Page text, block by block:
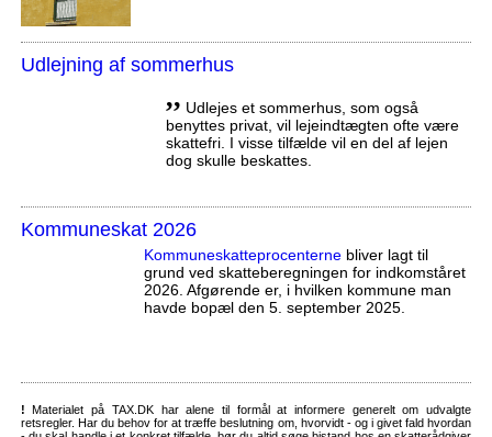
Udlejning af sommerhus
,, Udlejes et sommerhus, som også
benyttes privat, vil lejeindtægten ofte være
skattefri. I visse tilfælde vil en del af lejen
dog skulle beskattes.
Kommuneskat 2026
Kommuneskatte­procenternebliver lagt til
grund ved skatteberegningen for indkomståret
2026. Afgørende er, i hvilken kommune man
havde bopæl den 5. september 2025.
! Materialet på TAX.DK har alene til formål at informere generelt om udvalgte
retsregler. Har du behov for at træffe beslutning om, hvorvidt - og i givet fald hvordan